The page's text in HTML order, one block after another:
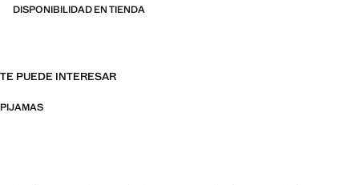
DISPONIBILIDAD EN TIENDA
TE PUEDE INTERESAR
PIJAMAS